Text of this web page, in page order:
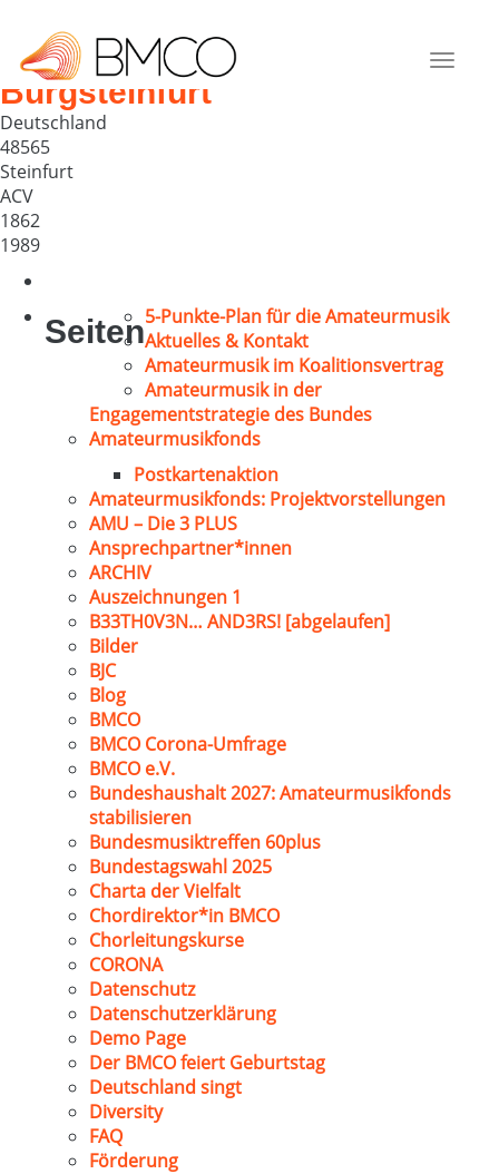
Toggle
Johannes- Nepmuk
Burgsteinfurt
Deutschland
48565
Steinfurt
ACV
1862
1989
Seiten5-Punkte-Plan für die Amateurmusik
Aktuelles & Kontakt
Amateurmusik im Koalitionsvertrag
Amateurmusik in der
Engagementstrategie des Bundes
Amateurmusikfonds
Postkartenaktion
Amateurmusikfonds: Projektvorstellungen
AMU – Die 3 PLUS
Ansprechpartner*innen
ARCHIV
Auszeichnungen 1
B33TH0V3N… AND3RS! [abgelaufen]
Bilder
BJC
Blog
BMCO
BMCO Corona-Umfrage
BMCO e.V.
Bundeshaushalt 2027: Amateurmusikfonds
stabilisieren
Bundesmusiktreffen 60plus
Bundestagswahl 2025
Charta der Vielfalt
Chordirektor*in BMCO
Chorleitungskurse
CORONA
Datenschutz
Datenschutzerklärung
Demo Page
Der BMCO feiert Geburtstag
Deutschland singt
Diversity
FAQ
Förderung